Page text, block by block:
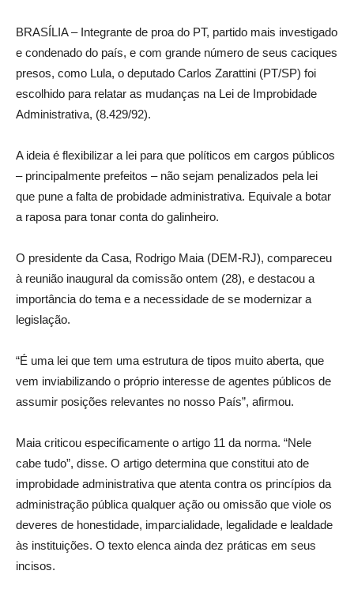
BRASÍLIA – Integrante de proa do PT, partido mais investigado
e condenado do país, e com grande número de seus caciques
presos, como Lula, o deputado Carlos Zarattini (PT/SP) foi
escolhido para relatar as mudanças na Lei de Improbidade
Administrativa, (8.429/92).
A ideia é flexibilizar a lei para que políticos em cargos públicos
– principalmente prefeitos – não sejam penalizados pela lei
que pune a falta de probidade administrativa. Equivale a botar
a raposa para tonar conta do galinheiro.
O presidente da Casa, Rodrigo Maia (DEM-RJ), compareceu
à reunião inaugural da comissão ontem (28), e destacou a
importância do tema e a necessidade de se modernizar a
legislação.
“É uma lei que tem uma estrutura de tipos muito aberta, que
vem inviabilizando o próprio interesse de agentes públicos de
assumir posições relevantes no nosso País”, afirmou.
Maia criticou especificamente o artigo 11 da norma. “Nele
cabe tudo”, disse. O artigo determina que constitui ato de
improbidade administrativa que atenta contra os princípios da
administração pública qualquer ação ou omissão que viole os
deveres de honestidade, imparcialidade, legalidade e lealdade
às instituições. O texto elenca ainda dez práticas em seus
incisos.